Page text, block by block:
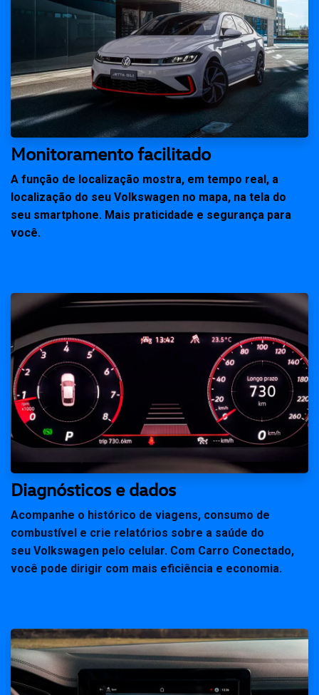
Monitoramento facilitado
A função de localização mostra, em tempo real, a
localização do seu Volkswagen no mapa, na tela do
seu smartphone. Mais praticidade e segurança para
você.
Diagnósticos e dados
Acompanhe o histórico de viagens, consumo de
combustível e crie relatórios sobre a saúde do
seu Volkswagen pelo celular. Com Carro Conectado,
você pode dirigir com mais eficiência e economia.